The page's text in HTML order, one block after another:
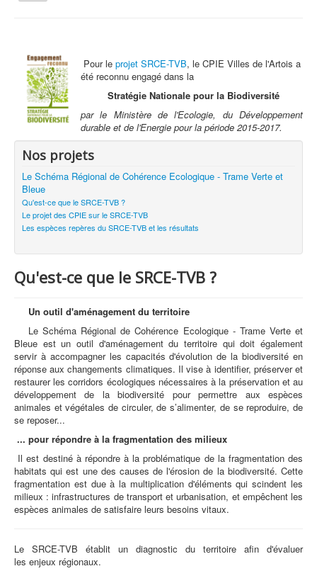
la
Bleue
Qu'est-ce que le SRCE-TVB ?
Qui sommes nous ?
Activités tout public
Animations et éducation
Accompagnement du territoire et ingénierie
Espace Info Energie
Guide Nature Patrimoine Volontaire (GNPV)
Contact
Pour le projet SRCE-TVB, le CPIE Villes de l'Artois a
été reconnu engagé dans la
Stratégie Nationale pour la Biodiversité
par le Ministère de l'Ecologie, du Développement
durable et de l'Energie pour la période 2015-2017.
Nos projets
Le Schéma Régional de Cohérence Ecologique - Trame Verte et
Bleue
Qu'est-ce que le SRCE-TVB ?
Le projet des CPIE sur le SRCE-TVB
Les espèces repères du SRCE-TVB et les résultats
Qu'est-ce que le SRCE-TVB ?
Un outil d'aménagement du territoire
Le Schéma Régional de Cohérence Ecologique - Trame Verte et
Bleue est un outil d'aménagement du territoire qui doit également
servir à accompagner les capacités d'évolution de la biodiversité en
réponse aux changements climatiques. Il vise à identifier, préserver et
restaurer les corridors écologiques nécessaires à la préservation et au
développement de la biodiversité pour permettre aux espèces
animales et végétales de circuler, de s’alimenter, de se reproduire, de
se reposer...
... pour répondre à la fragmentation des milieux
Il est destiné à répondre à la problématique de la fragmentation des
habitats qui est une des causes de l'érosion de la biodiversité. Cette
fragmentation est due à la multiplication d'éléments qui scindent les
milieux : infrastructures de transport et urbanisation, et empêchent les
espèces animales de satisfaire leurs besoins vitaux.
Le SRCE-TVB établit un diagnostic du territoire afin d'évaluer
les enjeux régionaux.